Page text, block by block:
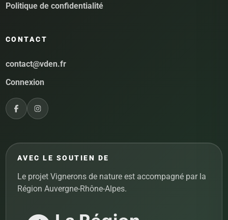
Politique de confidentialité
CONTACT
contact@vden.fr
Connexion
AVEC LE SOUTIEN DE
Le projet Vignerons de nature est accompagné par la
Région Auvergne-Rhône-Alpes.